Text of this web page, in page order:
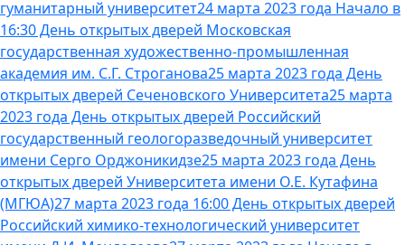
гуманитарный университет24 марта 2023 года Начало в
16:30 День открытых дверей Московская
государственная художественно-промышленная
академия им. С.Г. Строганова25 марта 2023 года День
открытых дверей Сеченовского Университета25 марта
2023 года День открытых дверей Российский
государственный геологоразведочный университет
имени Серго Орджоникидзе25 марта 2023 года День
открытых дверей Университета имени О.Е. Кутафина
(МГЮА)27 марта 2023 года 16:00 День открытых дверей
Российский химико-технологический университет